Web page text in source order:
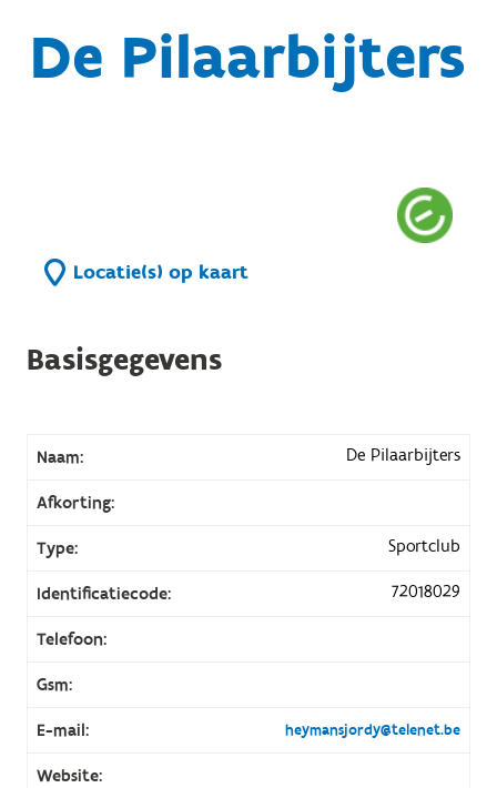
De Pilaarbijters
Locatie(s) op kaart
Basisgegevens
Naam: De Pilaarbijters
Afkorting:
Type: Sportclub
Identificatiecode: 72018029
Telefoon:
Gsm:
E-mail: heymansjordy@telenet.be
Website: